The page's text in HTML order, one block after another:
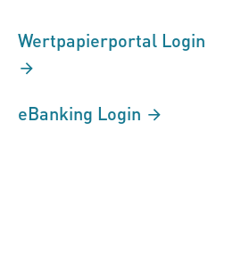
Wertpapierportal Login
eBanking Login